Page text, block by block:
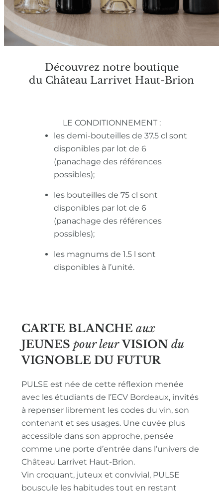
Découvrez notre boutique
du Château Larrivet Haut-Brion
LE CONDITIONNEMENT :
les demi-bouteilles de 37.5 cl sont
disponibles par lot de 6
(panachage des références
possibles);
les bouteilles de 75 cl sont
disponibles par lot de 6
(panachage des références
possibles);
les magnums de 1.5 l sont
disponibles à l’unité.
CARTE BLANCHE aux
JEUNES pour leur VISION du
VIGNOBLE DU FUTUR
PULSE est née de cette réflexion menée
avec les étudiants de l’ECV Bordeaux, invités
à repenser librement les codes du vin, son
contenant et ses usages. Une cuvée plus
accessible dans son approche, pensée
comme une porte d’entrée dans l’univers de
Château Larrivet Haut-Brion.
Vin croquant, juteux et convivial, PULSE
bouscule les habitudes tout en restant